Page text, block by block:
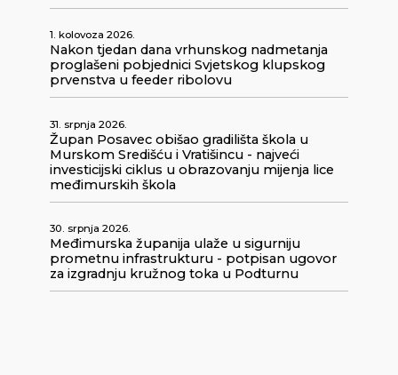
1. kolovoza 2026.
Nakon tjedan dana vrhunskog nadmetanja
proglašeni pobjednici Svjetskog klupskog
prvenstva u feeder ribolovu
31. srpnja 2026.
Župan Posavec obišao gradilišta škola u
Murskom Središću i Vratišincu - najveći
investicijski ciklus u obrazovanju mijenja lice
međimurskih škola
30. srpnja 2026.
Međimurska županija ulaže u sigurniju
prometnu infrastrukturu - potpisan ugovor
za izgradnju kružnog toka u Podturnu